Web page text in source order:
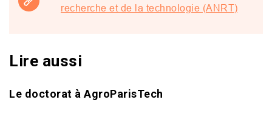
recherche et de la technologie (ANRT)
Lire aussi
Le doctorat à AgroParisTech